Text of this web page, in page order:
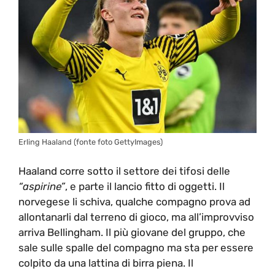
Erling Haaland (fonte foto GettyImages)
Haaland corre sotto il settore dei tifosi delle
“aspirine”, e parte il lancio fitto di oggetti. Il
norvegese li schiva, qualche compagno prova ad
allontanarli dal terreno di gioco, ma all’improvviso
arriva Bellingham. Il più giovane del gruppo, che
sale sulle spalle del compagno ma sta per essere
colpito da una lattina di birra piena. Il